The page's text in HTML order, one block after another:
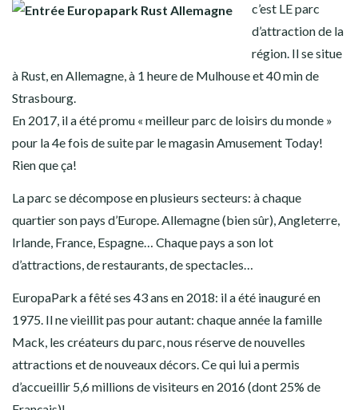
c’est LE parc
d’attraction de la
région. Il se situe
à Rust, en Allemagne, à 1 heure de Mulhouse et 40 min de
Strasbourg.
En 2017, il a été promu « meilleur parc de loisirs du monde »
pour la 4e fois de suite par le magasin Amusement Today!
Rien que ça!
La parc se décompose en plusieurs secteurs: à chaque
quartier son pays d’Europe. Allemagne (bien sûr), Angleterre,
Irlande, France, Espagne… Chaque pays a son lot
d’attractions, de restaurants, de spectacles…
EuropaPark a fêté ses 43 ans en 2018: il a été inauguré en
1975. Il ne vieillit pas pour autant: chaque année la famille
Mack, les créateurs du parc, nous réserve de nouvelles
attractions et de nouveaux décors. Ce qui lui a permis
d’accueillir 5,6 millions de visiteurs en 2016 (dont 25% de